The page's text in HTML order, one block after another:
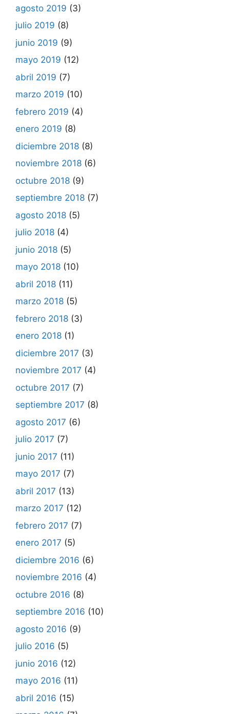
agosto 2019 (3)
julio 2019 (8)
junio 2019 (9)
mayo 2019 (12)
abril 2019 (7)
marzo 2019 (10)
febrero 2019 (4)
enero 2019 (8)
diciembre 2018 (8)
noviembre 2018 (6)
octubre 2018 (9)
septiembre 2018 (7)
agosto 2018 (5)
julio 2018 (4)
junio 2018 (5)
mayo 2018 (10)
abril 2018 (11)
marzo 2018 (5)
febrero 2018 (3)
enero 2018 (1)
diciembre 2017 (3)
noviembre 2017 (4)
octubre 2017 (7)
septiembre 2017 (8)
agosto 2017 (6)
julio 2017 (7)
junio 2017 (11)
mayo 2017 (7)
abril 2017 (13)
marzo 2017 (12)
febrero 2017 (7)
enero 2017 (5)
diciembre 2016 (6)
noviembre 2016 (4)
octubre 2016 (8)
septiembre 2016 (10)
agosto 2016 (9)
julio 2016 (5)
junio 2016 (12)
mayo 2016 (11)
abril 2016 (15)